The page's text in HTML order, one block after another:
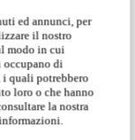
ed annunci, per
il nostro
modo in cui
occupano di
quali potrebbero
loro o che hanno
la nostra